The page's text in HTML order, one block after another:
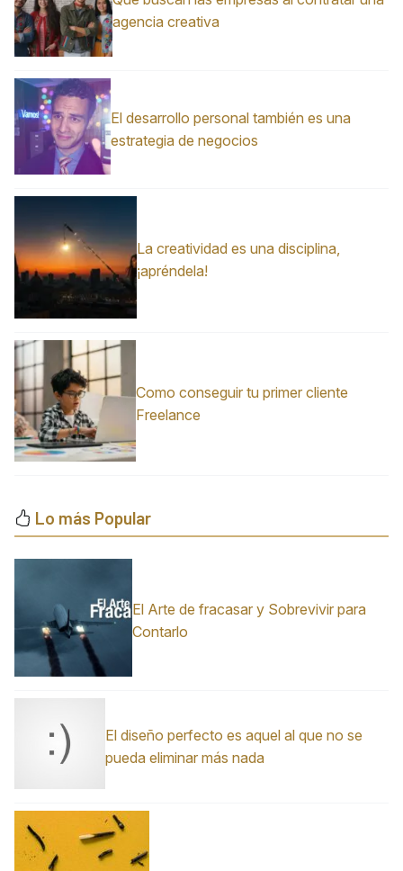
agencia creativa
El desarrollo personal también es una
estrategia de negocios
La creatividad es una disciplina,
¡apréndela!
Como conseguir tu primer cliente
Freelance
Lo más Popular
El Arte de fracasar y Sobrevivir para
Contarlo
El diseño perfecto es aquel al que no se
pueda eliminar más nada